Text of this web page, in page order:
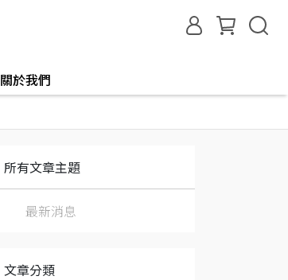
關於我們
所有文章主題
最新消息
文章分類